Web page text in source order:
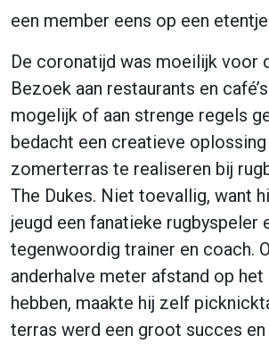
een member eens op een
De coronatijd was moeilijk voor
Bezoek aan restaurants en
mogelijk of aan strenge regels
bedacht een creatieve
zomerterras te realiseren bij
The Dukes. Niet toevallig, want
jeugd een fanatieke rugbyspeler
tegenwoordig trainer en coach.
anderhalve meter afstand op
hebben, maakte hij zelf
terras werd een groot succes